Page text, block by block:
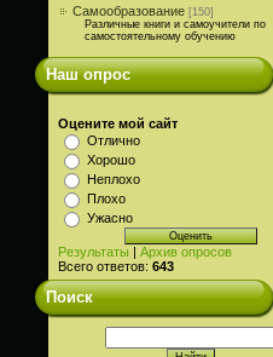
Самообразование [150]
Различные книги и самоучители по
самостоятельному обучению
Наш опрос
Оцените мой сайт
Отлично
Хорошо
Неплохо
Плохо
Ужасно
Результаты | Архив опросов
Всего ответов: 643
Поиск